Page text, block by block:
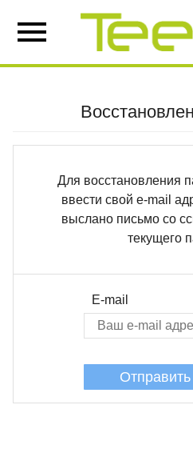
Для восстановления
ввести свой e-mail
выслано письмо со
текущего
E-mail